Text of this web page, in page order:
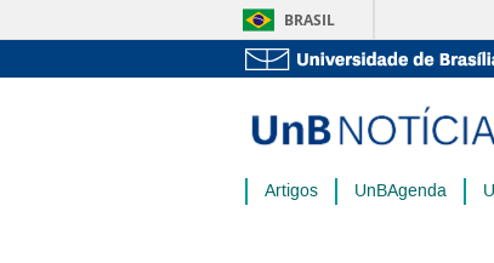
BRASIL
Artigos UnBAgenda